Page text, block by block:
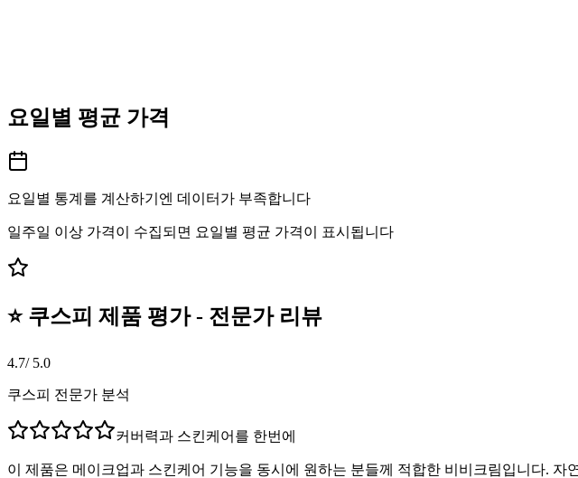
요일별 평균 가격
요일별 통계를 계산하기엔 데이터가 부족합니다
일주일 이상 가격이 수집되면 요일별 평균 가격이 표시됩니다
⭐ 쿠스피 제품 평가 - 전문가 리뷰
4.7/ 5.0
쿠스피 전문가 분석
커버력과 스킨케어를 한번에
이 제품은 메이크업과 스킨케어 기능을 동시에 원하는 분들께 적합한 비비크림입니다.